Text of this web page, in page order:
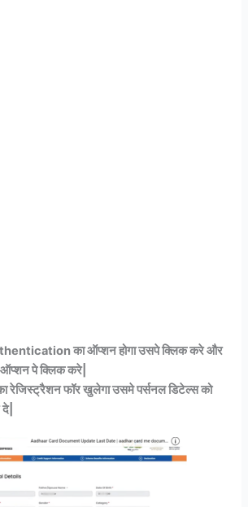
का ऑप्शन होगा उसपे क्लिक करे और
पे क्लिक करे|
रेजिस्ट्रैशन फॉर खुलेगा उसमे पर्सनल डिटेल्स को